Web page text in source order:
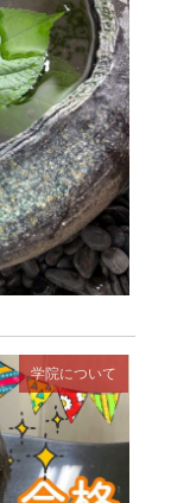
学院について